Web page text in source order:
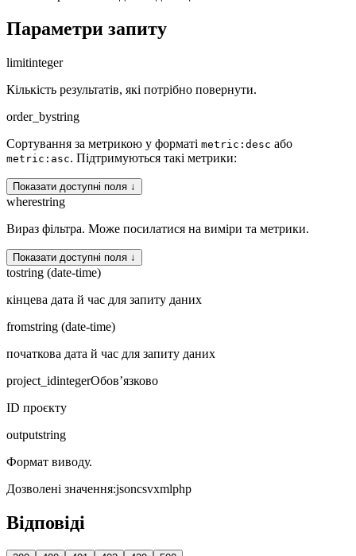
Параметри запиту
limitinteger
Кількість результатів, які потрібно повернути.
order_bystring
Сортування за метрикою у форматі metric:desc або
metric:asc. Підтримуються такі метрики:
Показати доступні поля ↓
wherestring
Вираз фільтра. Може посилатися на виміри та метрики.
Показати доступні поля ↓
tostring (date-time)
кінцева дата й час для запиту даних
fromstring (date-time)
початкова дата й час для запиту даних
project_idintegerОбов’язково
ID проєкту
outputstring
Формат виводу.
Дозволені значення:jsoncsvxmlphp
Відповіді